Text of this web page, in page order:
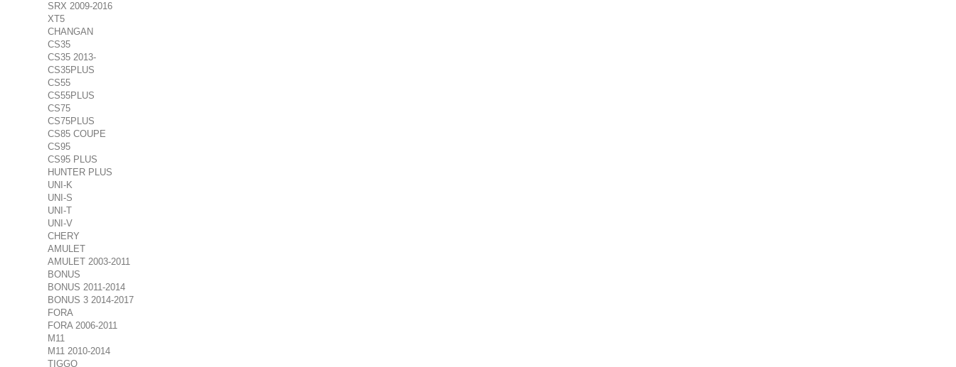
SRX 2009-2016
XT5
CHANGAN
CS35
CS35 2013-
CS35PLUS
CS55
CS55PLUS
CS75
CS75PLUS
CS85 COUPE
CS95
CS95 PLUS
HUNTER PLUS
UNI-K
UNI-S
UNI-T
UNI-V
CHERY
AMULET
AMULET 2003-2011
BONUS
BONUS 2011-2014
BONUS 3 2014-2017
FORA
FORA 2006-2011
M11
M11 2010-2014
TIGGO